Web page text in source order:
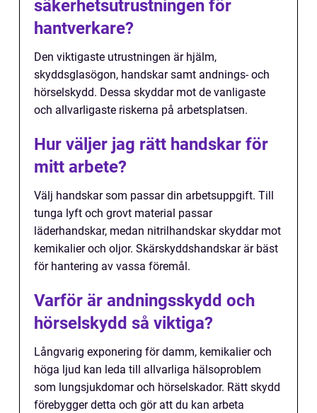
säkerhetsutrustningen för
hantverkare?
Den viktigaste utrustningen är hjälm,
skyddsglasögon, handskar samt andnings- och
hörselskydd. Dessa skyddar mot de vanligaste
och allvarligaste riskerna på arbetsplatsen.
Hur väljer jag rätt handskar för
mitt arbete?
Välj handskar som passar din arbetsuppgift. Till
tunga lyft och grovt material passar
läderhandskar, medan nitrilhandskar skyddar mot
kemikalier och oljor. Skärskyddshandskar är bäst
för hantering av vassa föremål.
Varför är andningsskydd och
hörselskydd så viktiga?
Långvarig exponering för damm, kemikalier och
höga ljud kan leda till allvarliga hälsoproblem
som lungsjukdomar och hörselskador. Rätt skydd
förebygger detta och gör att du kan arbeta